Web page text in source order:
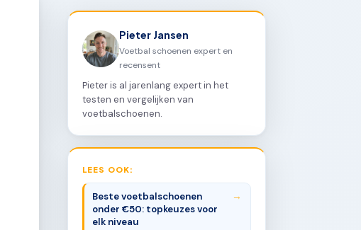
Pieter Jansen
Voetbal schoenen expert en
recensent
Pieter is al jarenlang expert in het
testen en vergelijken van
voetbalschoenen.
LEES OOK:
Beste voetbalschoenen
onder €50: topkeuzes voor
elk niveau